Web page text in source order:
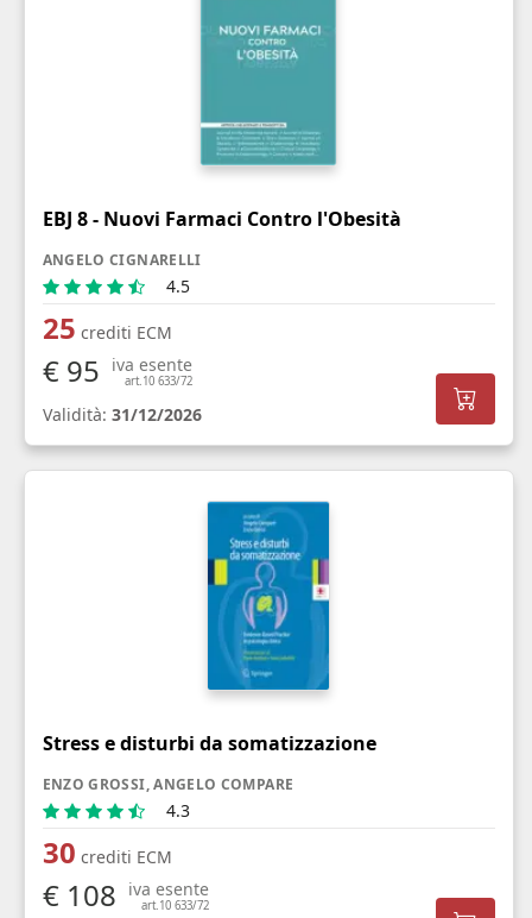
EBJ 8 - Nuovi Farmaci Contro l'Obesità
ANGELO CIGNARELLI
4.5
25 crediti ECM
€ 95 iva esente
art.10 633/72
Validità: 31/12/2026
Stress e disturbi da somatizzazione
ENZO GROSSI, ANGELO COMPARE
4.3
30 crediti ECM
€ 108 iva esente
art.10 633/72